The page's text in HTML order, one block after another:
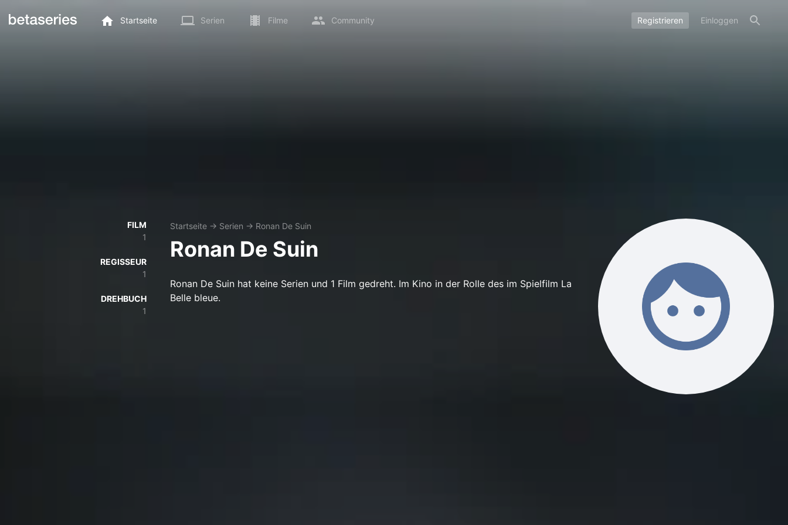
Startseite Serien Filme Community Registrieren Einloggen
FILM
1
REGISSEUR
1
DREHBUCH
1
Startseite → Serien → Ronan De Suin
Ronan De Suin
Ronan De Suin hat keine Serien und 1 Film gedreht. Im Kino in der Rolle des im Spielfilm La
Belle bleue.